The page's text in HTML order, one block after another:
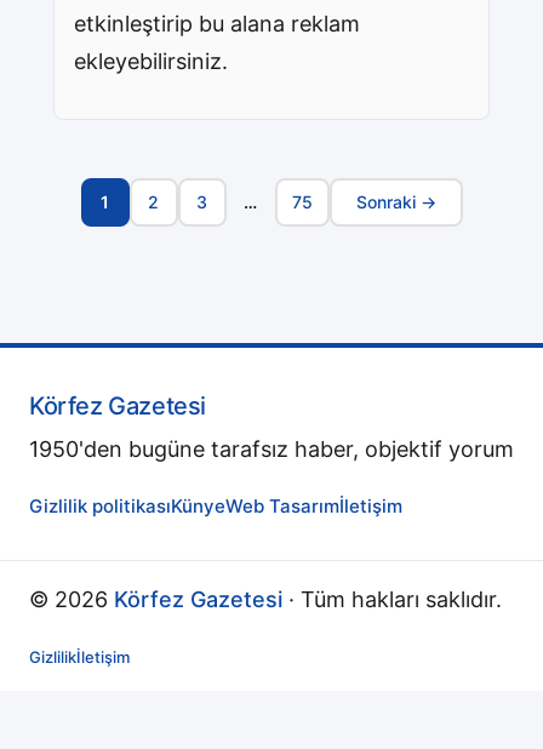
etkinleştirip bu alana reklam
ekleyebilirsiniz.
Sayfa
1 2 3 … 75 Sonraki →
Körfez Gazetesi
1950'den bugüne tarafsız haber, objektif yorum
Gizlilik politikasıKünyeWeb Tasarımİletişim
© 2026 Körfez Gazetesi · Tüm hakları saklıdır.
Gizlilikİletişim